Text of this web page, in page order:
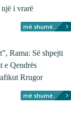
i vrarë
më shumë...
Rama: Së shpejti
e Qendrës
Rrugor
më shumë...